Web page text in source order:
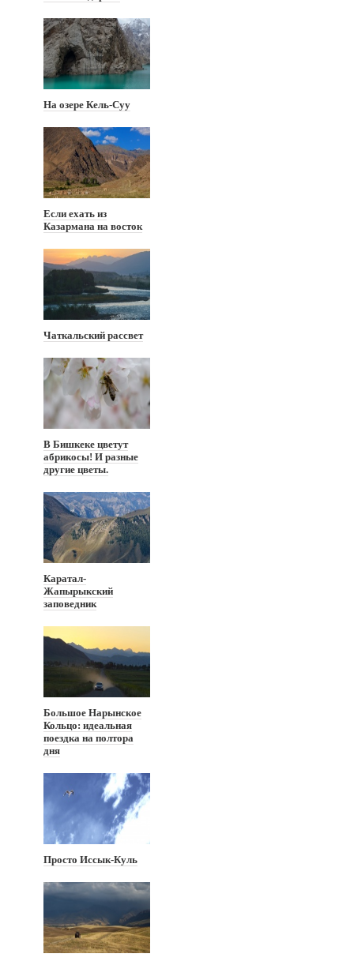
На озере Кель-Суу
Если ехать из
Казармана на восток
Чаткальский рассвет
В Бишкеке цветут
абрикосы! И разные
другие цветы.
Каратал-
Жапырыкский
заповедник
Большое Нарынское
Кольцо: идеальная
поездка на полтора
дня
Просто Иссык-Куль